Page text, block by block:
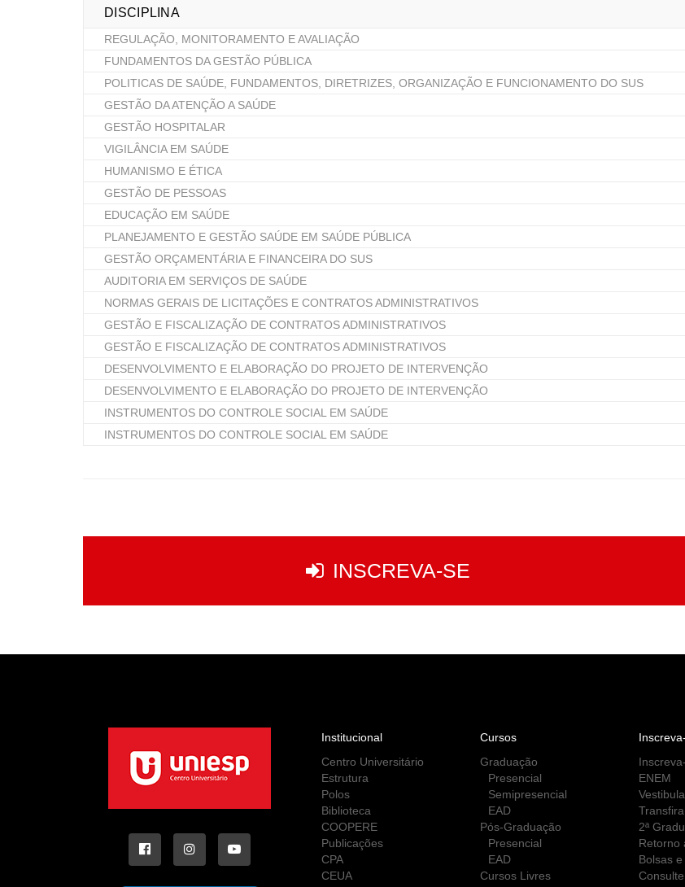
DISCIPLINA
REGULAÇÃO, MONITORAMENTO E AVALIAÇÃO
FUNDAMENTOS DA GESTÃO PÚBLICA
POLITICAS DE SAÚDE, FUNDAMENTOS, DIRETRIZES, ORGANIZAÇÃO E FUNCIONAMENTO DO SUS
GESTÃO DA ATENÇÃO A SAÚDE
GESTÃO HOSPITALAR
VIGILÂNCIA EM SAÚDE
HUMANISMO E ÉTICA
GESTÃO DE PESSOAS
EDUCAÇÃO EM SAÚDE
PLANEJAMENTO E GESTÃO SAÚDE EM SAÚDE PÚBLICA
GESTÃO ORÇAMENTÁRIA E FINANCEIRA DO SUS
AUDITORIA EM SERVIÇOS DE SAÚDE
NORMAS GERAIS DE LICITAÇÕES E CONTRATOS ADMINISTRATIVOS
GESTÃO E FISCALIZAÇÃO DE CONTRATOS ADMINISTRATIVOS
GESTÃO E FISCALIZAÇÃO DE CONTRATOS ADMINISTRATIVOS
DESENVOLVIMENTO E ELABORAÇÃO DO PROJETO DE INTERVENÇÃO
DESENVOLVIMENTO E ELABORAÇÃO DO PROJETO DE INTERVENÇÃO
INSTRUMENTOS DO CONTROLE SOCIAL EM SAÚDE
INSTRUMENTOS DO CONTROLE SOCIAL EM SAÚDE
INSCREVA-SE
Institucional
Centro Universitário
Estrutura
Polos
Biblioteca
COOPERE
Publicações
CPA
CEUA
Cursos
Graduação
Presencial
Semipresencial
EAD
Pós-Graduação
Presencial
EAD
Cursos Livres
ENEM
2ª
Retorno
Bolsas